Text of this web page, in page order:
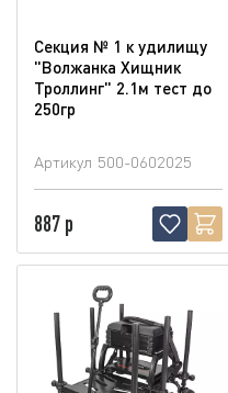
Секция № 1 к удилищу
"Волжанка Хищник
Троллинг" 2.1м тест до
250гр
Артикул 500-0602025
887 р